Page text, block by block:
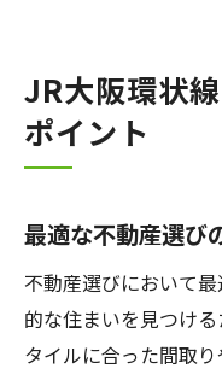
家賃相場と
駅近物件を見つ
利便性を重
効率的な不
不動産検索
駅周辺物件
不動産選び
JR大阪環状
ポイント
最適な不動産選び
不動産選びにおいて
的な住まいを見つけ
タイルに合った間取